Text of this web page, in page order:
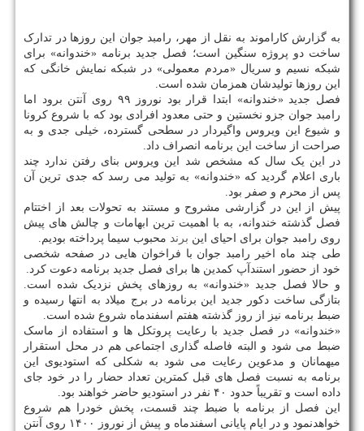
به گزارش کاراموند به نقل از مهر، رامبد جوان این روزها در تدارک
ساخت دو پروژه سنگین است؛ فصل جدید برنامه «خندوانه» برای
شبکه نسیم و سریال «مردم معمولی» در شبکه نمایش خانگی که
این روزها تولیدشان همزمان شده است.
فصل جدید «خندوانه» ابتدا قرار بود نوروز ۹۹ روی آنتن برود اما
رامبد جوان جزو نخستین و حتی معدود افرادی بود که با شروع کرونا
و شیوع این ویروس واگیردار در سطحی گسترده، خیلی جدی و به
صراحت از ساخت این برنامه انصراف داد.
در این یک سال که مشخص شد این ویروس بنای رفتن ندارد چند
باری اعلام گردید که «خندوانه» به تولید می رسد که جدی ترین آن
پس از محرم و صفر بود.
پیش از این در گزارشی مشروح و مستند به تحولات بعد از اختتام
فصل گذشته خندوانه، به با اهمیت ترین ابهامات و چالش های پیش
روی رامبد جوان برای احیای این برند محبوب سیما پرداخته بودیم.
طی چند ماه اخیر رامبد جوان با فراخوان هایی در صفحه شخصی
خود از حضور استندآپ کمدین ها برای فصل جدید برنامه دعوت کرد.
و حالا فصل جدید «خندوانه» به روزهای پخش نزدیک شده است.
بتازگی ساخت دکور جدید این برنامه در برج میلاد به انتها رسیده و
ضبط برنامه نیز از روز گذشته هفتم اسفندماه شروع شده است.
«خندوانه» در فصل جدید با رعایت پروتکل ها و استفاده از ماسک
ضبط می شود و البته فاصله گذاری اجتماعی هم در محل استقرار
میهمانان و مدعوین رعایت می شود به شکلی که استودیوی این
برنامه به نسبت فصل های قبل کمترین تعداد حضار را در خود جای
داده است و تقریباً حدود ۴۰ نفر در استودیو حاضر خواهند بود.
این فصل از برنامه با ضبط چند قسمت، پخش خودرا هم شروع
خواهدنمود و در ایام پایانی اسفندماه و پیش از نوروز ۱۴۰۰ روی آنتن